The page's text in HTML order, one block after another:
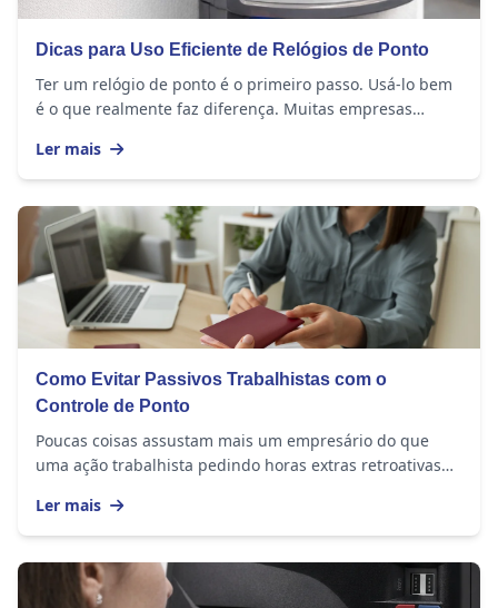
Dicas para Uso Eficiente de Relógios de Ponto
Ter um relógio de ponto é o primeiro passo. Usá-lo bem
é o que realmente faz diferença. Muitas empresas
Ler mais
Como Evitar Passivos Trabalhistas com o
Controle de Ponto
Poucas coisas assustam mais um empresário do que
uma ação trabalhista pedindo horas extras retroativas
Ler mais